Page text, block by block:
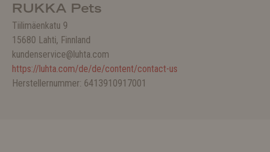
RUKKA Pets
Tiilimäenkatu 9
15680 Lahti, Finnland
kundenservice@luhta.com
https://luhta.com/de/de/content/contact-us
Herstellernummer: 6413910917001